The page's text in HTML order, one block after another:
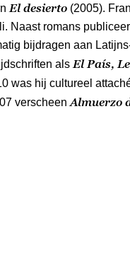
El desierto (2005).
Naast romans
bijdragen aan
als El País,
was hij cultureel
verscheen Almuerzo